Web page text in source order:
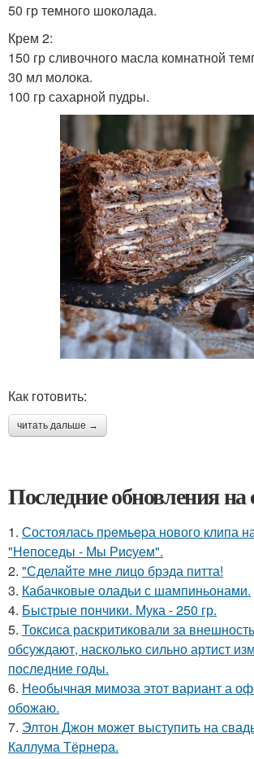
50 гр темного шоколада.
Крем 2:
150 гр сливочного масла комнатной
30 мл молока.
100 гр сахарной пудры.
Как готовить:
читать дальше →
Последние обновления на
1. Состоялась пpeмьepа нового клипа
"Непоседы - Мы Риcуем".
2. "Сделайте мне лицо брэда питта!
3. Кабачковые оладьи с шампиньонами.
4. Быстрые пончики. Мука - 250 гр.
5. Токсиса раскритиковали за
обсуждают, насколько сильно артист
последние годы.
6. Необычная мимoза этот вариант а
обожаю.
7. Элтон Джон может выступить на
Каллума Тёрнера.